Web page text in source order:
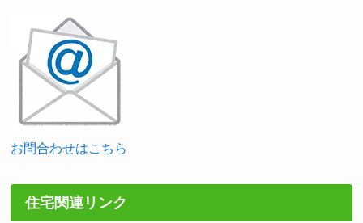
お問合わせはこちら
住宅関連リンク